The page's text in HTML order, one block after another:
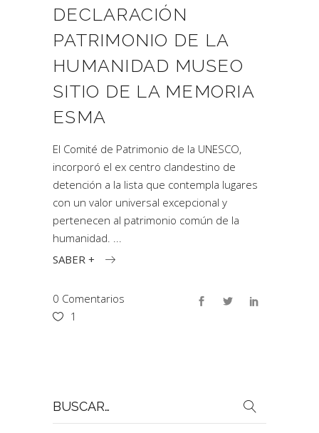
DECLARACIÓN
PATRIMONIO DE LA
HUMANIDAD MUSEO
SITIO DE LA MEMORIA
ESMA
El Comité de Patrimonio de la UNESCO,
incorporó el ex centro clandestino de
detención a la lista que contempla lugares
con un valor universal excepcional y
pertenecen al patrimonio común de la
humanidad.
SABER +
0 Comentarios
1
por: